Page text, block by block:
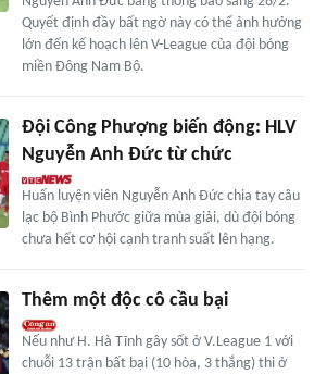
Quyết định đầy bất ngờ này có thể ảnh hưởng
lớn đến kế hoạch lên V-League của đội bóng
miền Đông Nam Bộ.
Đội Công Phượng biến động: HLV
Nguyễn Anh Đức từ chức
Huấn luyện viên Nguyễn Anh Đức chia tay câu
lạc bộ Bình Phước giữa mùa giải, dù đội bóng
chưa hết cơ hội cạnh tranh suất lên hạng.
Thêm một độc cô cầu bại
Nếu như H. Hà Tĩnh gây sốt ở V.League 1 với
chuỗi 13 trận bất bại (10 hòa, 3 thắng) thi ở